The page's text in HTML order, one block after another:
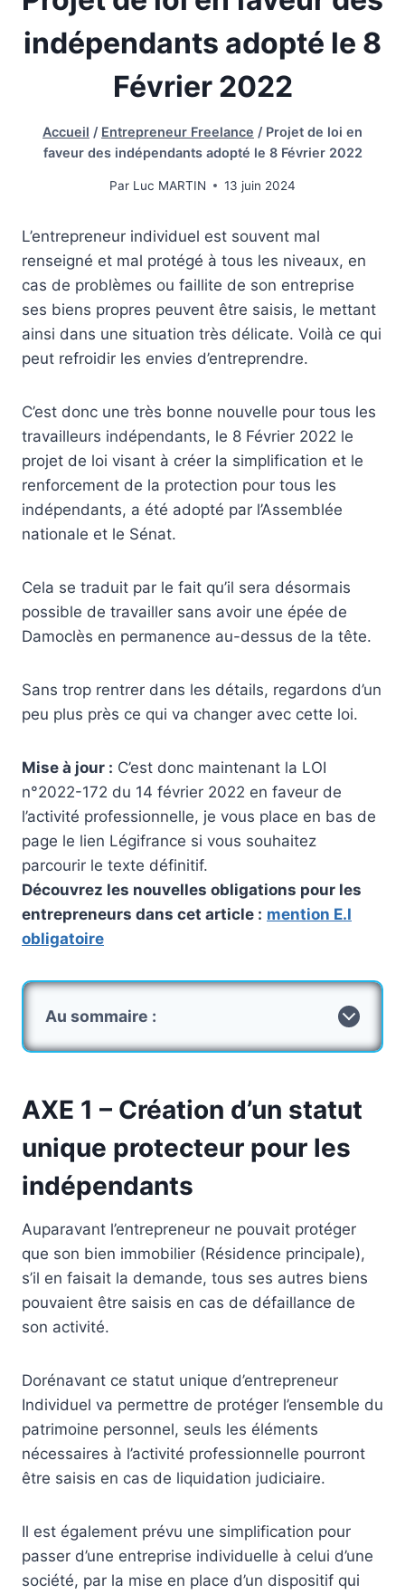
indépendants adopté le 8
Février 2022
Accueil / Entrepreneur Freelance / Projet de loi en
faveur des indépendants adopté le 8 Février 2022
Par Luc MARTIN 13 juin 2024
L’entrepreneur individuel est souvent mal
renseigné et mal protégé à tous les niveaux, en
cas de problèmes ou faillite de son entreprise
ses biens propres peuvent être saisis, le mettant
ainsi dans une situation très délicate. Voilà ce qui
peut refroidir les envies d’entreprendre.
C’est donc une très bonne nouvelle pour tous les
travailleurs indépendants, le 8 Février 2022 le
projet de loi visant à créer la simplification et le
renforcement de la protection pour tous les
indépendants, a été adopté par l’Assemblée
nationale et le Sénat.
Cela se traduit par le fait qu’il sera désormais
possible de travailler sans avoir une épée de
Damoclès en permanence au-dessus de la tête.
Sans trop rentrer dans les détails, regardons d’un
peu plus près ce qui va changer avec cette loi.
Mise à jour : C’est donc maintenant la LOI
n°2022-172 du 14 février 2022 en faveur de
l’activité professionnelle, je vous place en bas de
page le lien Légifrance si vous souhaitez
parcourir le texte définitif.
Découvrez les nouvelles obligations pour les
entrepreneurs dans cet article : mention E.I
obligatoire
Au sommaire :
AXE 1 – Création d’un statut
unique protecteur pour les
indépendants
Auparavant l’entrepreneur ne pouvait protéger
que son bien immobilier (Résidence principale),
s’il en faisait la demande, tous ses autres biens
pouvaient être saisis en cas de défaillance de
son activité.
Dorénavant ce statut unique d’entrepreneur
Individuel va permettre de protéger l’ensemble du
patrimoine personnel, seuls les éléments
nécessaires à l’activité professionnelle pourront
être saisis en cas de liquidation judiciaire.
Il est également prévu une simplification pour
passer d’une entreprise individuelle à celui d’une
société, par la mise en place d’un dispositif qui